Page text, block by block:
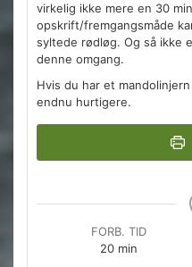
virkelig ikke mere en 30
opskrift/fremgangsmåde
syltede rødløg. Og så ikke
denne omgang.
Hvis du har et
endnu hurtigere.
FORB. TID
20minutter
min